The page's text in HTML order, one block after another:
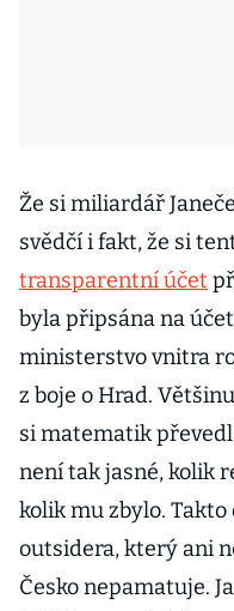
Že si miliardář
svědčí i fakt, že si
transparentní účet
byla připsána na
ministerstvo vnitra
z boje o Hrad.
si matematik
není tak jasné, kolik
kolik mu zbylo.
outsidera, který ani
Česko nepamatuje.